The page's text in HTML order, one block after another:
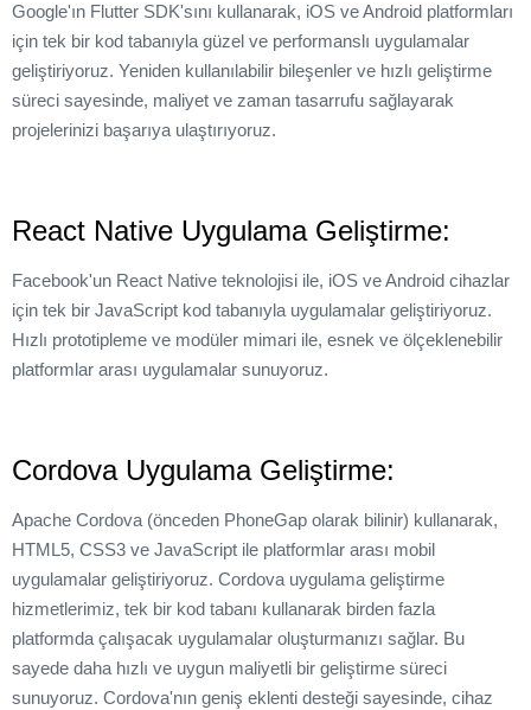
Google'ın Flutter SDK'sını kullanarak, iOS ve Android platformları
için tek bir kod tabanıyla güzel ve performanslı uygulamalar
geliştiriyoruz. Yeniden kullanılabilir bileşenler ve hızlı geliştirme
süreci sayesinde, maliyet ve zaman tasarrufu sağlayarak
projelerinizi başarıya ulaştırıyoruz.
React Native Uygulama Geliştirme:
Facebook'un React Native teknolojisi ile, iOS ve Android cihazlar
için tek bir JavaScript kod tabanıyla uygulamalar geliştiriyoruz.
Hızlı prototipleme ve modüler mimari ile, esnek ve ölçeklenebilir
platformlar arası uygulamalar sunuyoruz.
Cordova Uygulama Geliştirme:
Apache Cordova (önceden PhoneGap olarak bilinir) kullanarak,
HTML5, CSS3 ve JavaScript ile platformlar arası mobil
uygulamalar geliştiriyoruz. Cordova uygulama geliştirme
hizmetlerimiz, tek bir kod tabanı kullanarak birden fazla
platformda çalışacak uygulamalar oluşturmanızı sağlar. Bu
sayede daha hızlı ve uygun maliyetli bir geliştirme süreci
sunuyoruz. Cordova'nın geniş eklenti desteği sayesinde, cihaz